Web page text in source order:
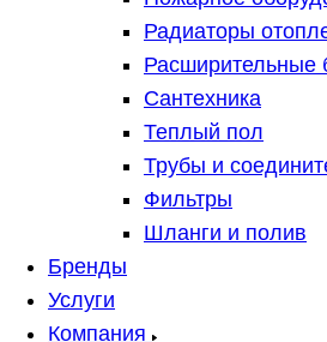
Радиаторы
Расширительные
Сантехника
Теплый пол
Трубы и
Фильтры
Шланги и полив
Бренды
Услуги
Компания